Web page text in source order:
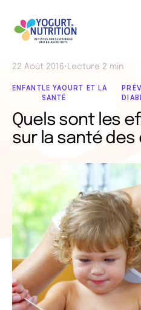
22 Août 2016• Lecture 2 min
ENFANT LE YAOURT ET LA
SANTÉ
Quels sont les
sur la santé des